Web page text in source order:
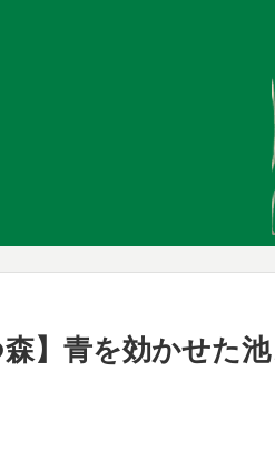
森】青を効かせた